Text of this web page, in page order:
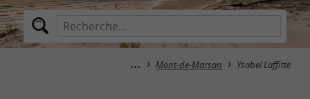
Mont-de-Marsan Ysabel Laffitte